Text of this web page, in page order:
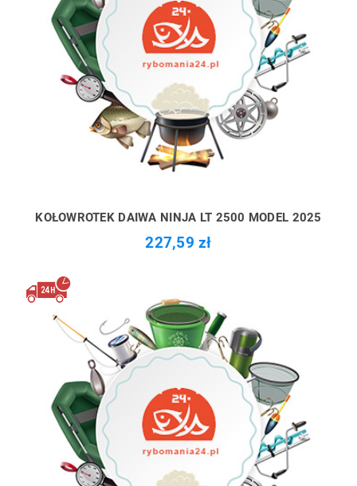
KOŁOWROTEK DAIWA NINJA LT 2500 MODEL 2025
227,59 zł